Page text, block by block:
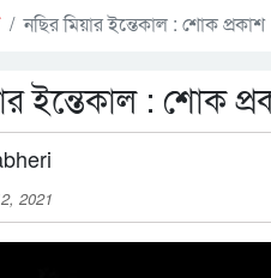
নছির মিয়ার ইন্তেকাল : শোক প্রকাশ
ইন্তেকাল : শোক
2021